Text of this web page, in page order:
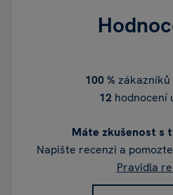
100 %
12hodnocení
Máte zkušenost s
Napište recenzi a
Pravidla